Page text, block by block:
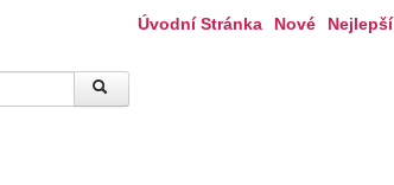
Úvodní Stránka Nové Nejlepší